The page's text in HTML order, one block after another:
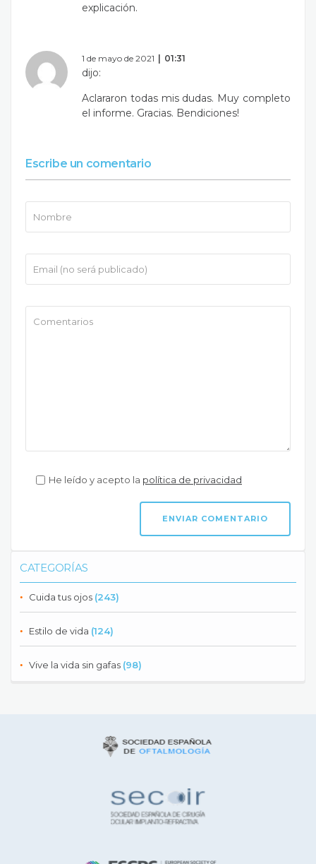
explicación.
1 de mayo de 2021 01:31
dijo:
Aclararon todas mis dudas. Muy completo
el informe. Gracias. Bendiciones!
Escribe un comentario
He leído y acepto la política de privacidad
CATEGORÍAS
Cuida tus ojos (243)
Estilo de vida (124)
Vive la vida sin gafas (98)